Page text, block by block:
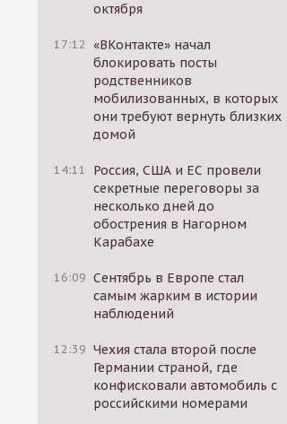
октября
17:12 «ВКонтакте» начал
блокировать посты
родственников
мобилизованных, в которых
они требуют вернуть близких
домой
14:11
Россия, США и ЕС провели
секретные переговоры за
несколько дней до
обострения в Нагорном
Карабахе
16:09 Сентябрь в Европе стал
самым жарким в истории
наблюдений
12:39 Чехия стала второй после
Германии страной, где
конфисковали автомобиль с
российскими номерами